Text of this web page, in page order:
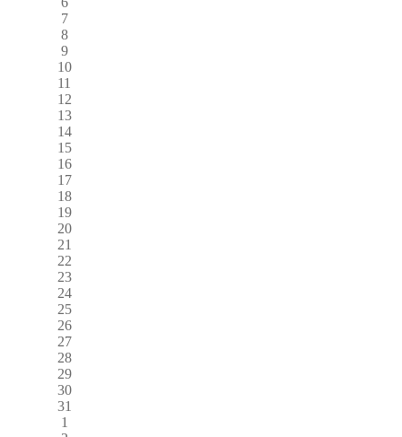
7
8
9
10
11
12
13
14
15
16
17
18
19
20
21
22
23
24
25
26
27
28
29
30
31
1